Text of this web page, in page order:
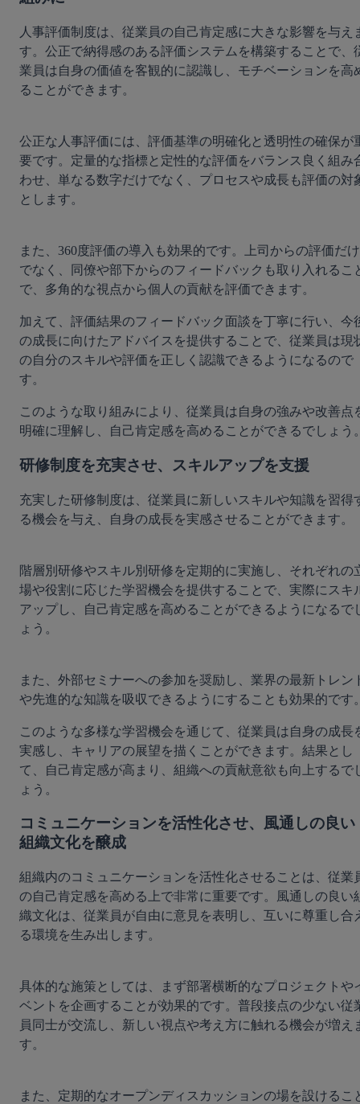
人事評価制度は、従業員の自己肯定感に大きな影響を与え
す。公正で納得感のある評価システムを構築することで、
業員は自身の価値を客観的に認識し、モチベーションを高
ることができます。
公正な人事評価には、評価基準の明確化と透明性の確保が
要です。定量的な指標と定性的な評価をバランス良く組み
わせ、単なる数字だけでなく、プロセスや成長も評価の対
とします。
また、360度評価の導入も効果的です。上司からの評価だけ
でなく、同僚や部下からのフィードバックも取り入れるこ
で、多角的な視点から個人の貢献を評価できます。
加えて、評価結果のフィードバック面談を丁寧に行い、今
の成長に向けたアドバイスを提供することで、従業員は現
の自分のスキルや評価を正しく認識できるようになるので
す。
このような取り組みにより、従業員は自身の強みや改善点
明確に理解し、自己肯定感を高めることができるでしょう
研修制度を充実させ、スキルアップを支援
充実した研修制度は、従業員に新しいスキルや知識を習得
る機会を与え、自身の成長を実感させることができます。
階層別研修やスキル別研修を定期的に実施し、それぞれの
場や役割に応じた学習機会を提供することで、実際にスキ
アップし、自己肯定感を高めることができるようになるで
ょう。
また、外部セミナーへの参加を奨励し、業界の最新トレン
や先進的な知識を吸収できるようにすることも効果的です
このような多様な学習機会を通じて、従業員は自身の成長
実感し、キャリアの展望を描くことができます。結果とし
て、自己肯定感が高まり、組織への貢献意欲も向上するで
ょう。
コミュニケーションを活性化させ、風通しの良い
組織文化を醸成
組織内のコミュニケーションを活性化させることは、従業
の自己肯定感を高める上で非常に重要です。風通しの良い
織文化は、従業員が自由に意見を表明し、互いに尊重し合
る環境を生み出します。
具体的な施策としては、まず部署横断的なプロジェクトや
ベントを企画することが効果的です。普段接点の少ない従
員同士が交流し、新しい視点や考え方に触れる機会が増え
す。
また、定期的なオープンディスカッションの場を設けるこ